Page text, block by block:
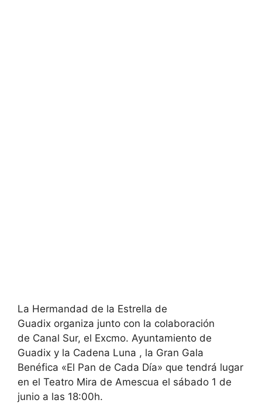
La Hermandad de la Estrella de
Guadix organiza junto con la colaboración
de Canal Sur, el Excmo. Ayuntamiento de
Guadix y la Cadena Luna , la Gran Gala
Benéfica «El Pan de Cada Día» que tendrá lugar
en el Teatro Mira de Amescua el sábado 1 de
junio a las 18:00h.